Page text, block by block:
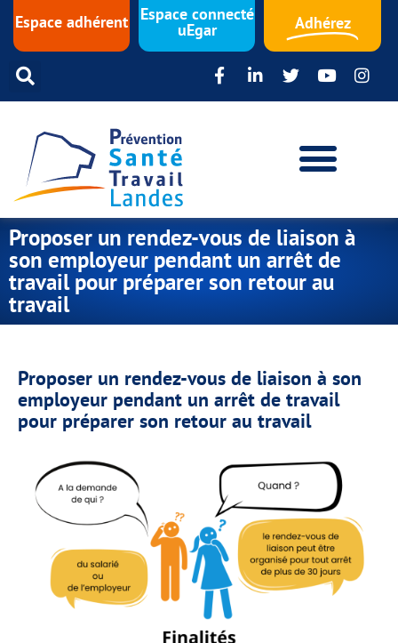
Espace adhérent Espace connecté
uEgar Adhérez
Proposer un rendez-vous de liaison à
son employeur pendant un arrêt de
travail pour préparer son retour au
travail
Proposer un rendez-vous de liaison à son
employeur pendant un arrêt de travail
pour préparer son retour au travail